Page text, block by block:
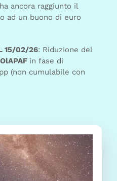
ancora raggiunto il
ad un buono di euro
15/02/26: Riduzione del
in fase di
(non cumulabile con